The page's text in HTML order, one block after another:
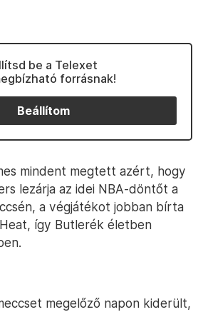
be a Telexet
forrásnak!
Beállítom
mindent megtett azért, hogy
lezárja az idei NBA-döntőt a
a végjátékot jobban bírta
így Butlerék életben
megelőző napon kiderült,